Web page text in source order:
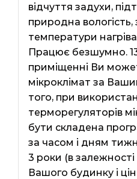
відчуття задухи,
природна
температури
Працює безшумно.
приміщенні Ви
мікроклімат за
того, при
терморегуляторів
бути складена
за часом і дням
3 роки (в залежності
Вашого будинку і